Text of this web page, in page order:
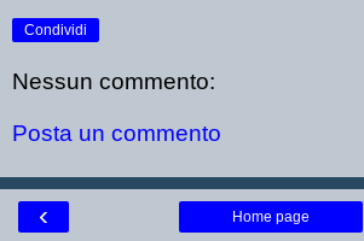
Condividi
Nessun commento:
Posta un commento
‹ Home page